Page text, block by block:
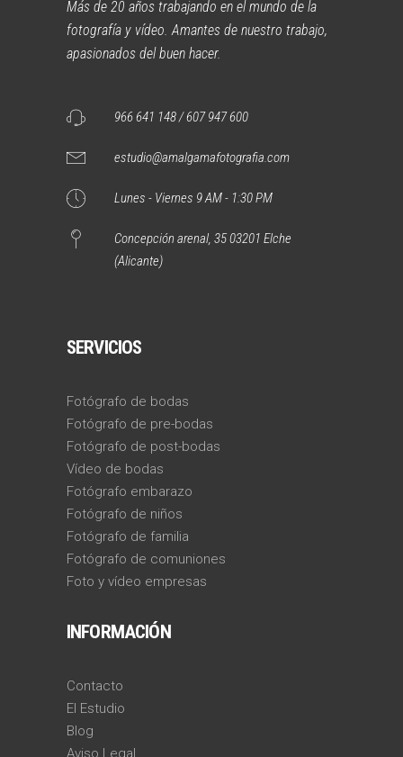
Más de 20 años trabajando en el mundo de la
fotografía y vídeo. Amantes de nuestro trabajo,
apasionados del buen hacer.
966 641 148 / 607 947 600
estudio@amalgamafotografia.com
Lunes - Viernes 9 AM - 1:30 PM
Concepción arenal, 35 03201 Elche
(Alicante)
SERVICIOS
Fotógrafo de bodas
Fotógrafo de pre-bodas
Fotógrafo de post-bodas
Vídeo de bodas
Fotógrafo embarazo
Fotógrafo de niños
Fotógrafo de familia
Fotógrafo de comuniones
Foto y vídeo empresas
INFORMACIÓN
Contacto
El Estudio
Blog
Aviso Legal